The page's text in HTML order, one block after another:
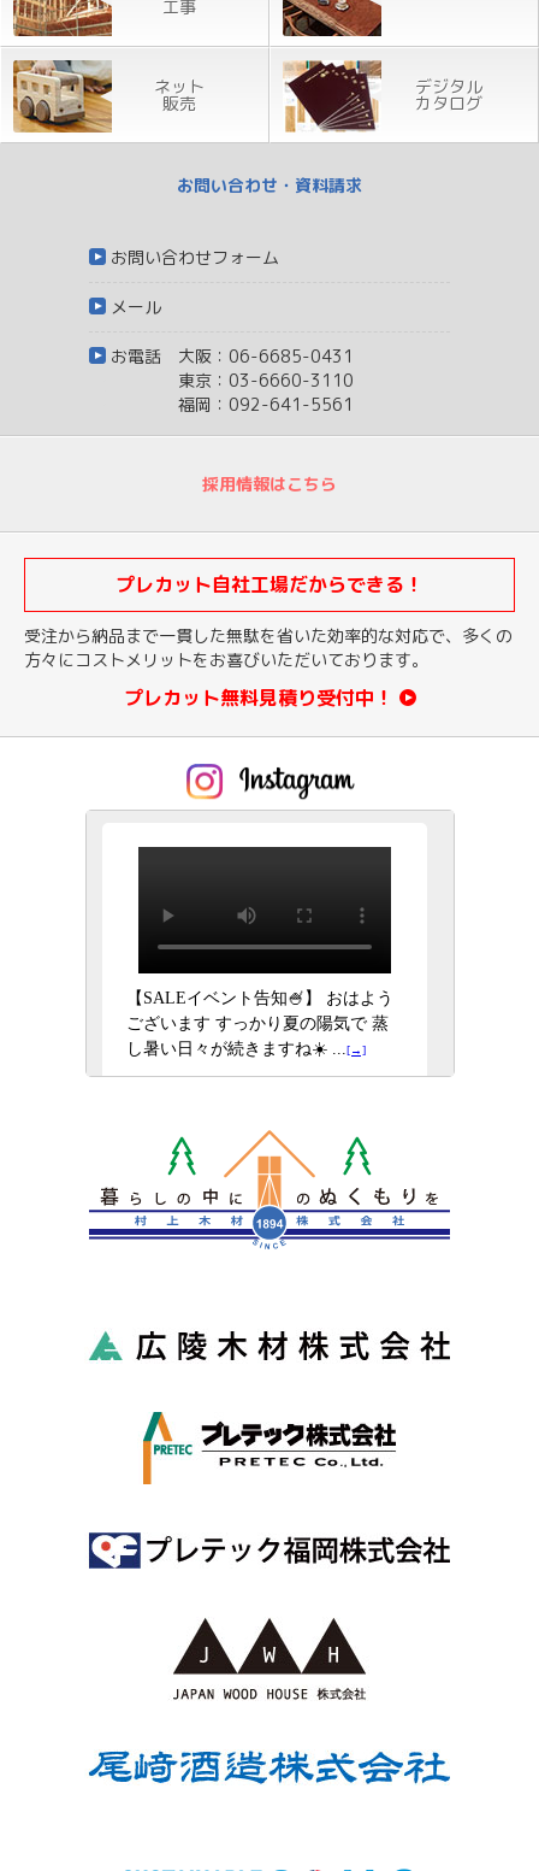
工事
ネット
販売
デジタル
カタログ
お問い合わせ・資料請求
お問い合わせフォーム
メール
お電話 大阪：06-6685-0431
東京：03-6660-3110
福岡：092-641-5561
採用情報はこちら
プレカット自社工場だからできる！
受注から納品まで一貫した無駄を省いた効率的な対応で、多くの
方々にコストメリットをお喜びいただいております。
プレカット無料見積り受付中！